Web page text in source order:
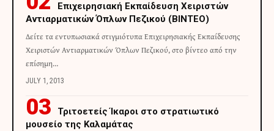
Επιχειρησιακή Εκπαίδευση Χειριστών
Αντιαρματικών Όπλων Πεζικού (ΒΙΝΤΕΟ)
Δείτε τα εντυπωσιακά στιγμιότυπα Επιχειρησιακής Εκπαίδευσης
Χειριστών Αντιαρματικών Όπλων Πεζικού, στο βίντεο από την
επίσημη…
JULY 1, 2013
Τριτοετείς Ίκαροι στο στρατιωτικό
μουσείο της Καλαμάτας